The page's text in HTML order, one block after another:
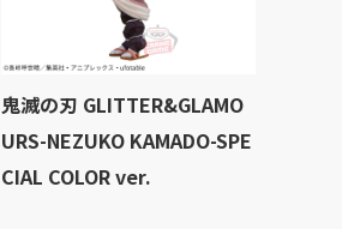
鬼滅の刃 GLITTER&GLAMO
URS-NEZUKO KAMADO-SPE
CIAL COLOR ver.